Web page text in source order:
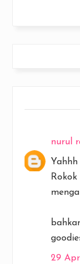
nurul
29